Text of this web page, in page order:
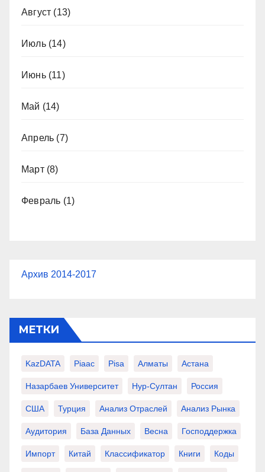
Август (13)
Июль(14)
Июнь(11)
Май (14)
Апрель (7)
Март(8)
Февраль (1)
Архив 2014-2017
МЕТКИ
KazDATA Piaac Pisa Алматы Астана
Назарбаев Университет Нур-Султан Россия
США Турция Анализ Отраслей Анализ Рынка
Аудитория База Данных Весна Господдержка
Импорт Китай Классификатор Книги Коды